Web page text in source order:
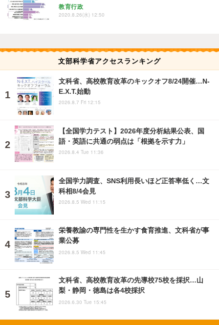
教育行政
2020.8.26(水) 12:50
文部科学省アクセスランキング
文科省、高校教育改革のキックオフ8/24開催…N-
E.X.T.始動
2026.8.7 Fri 12:15
【全国学力テスト】2026年度分析結果公表、国
語・英語に共通の弱点は「根拠を示す力」
2026.8.4 Tue 11:36
全国学力調査、SNS利用長いほど正答率低く…文
科相8/4会見
2026.8.5 Wed 11:15
栄養教諭の専門性を生かす食育推進、文科省が事
業公募
2026.8.5 Wed 11:45
文科省、高校教育改革の先導校75校を採択…山
梨・静岡・徳島は各4校採択
2026.6.30 Tue 15:45